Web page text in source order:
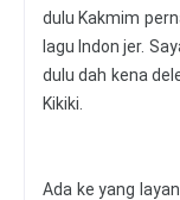
dulu Kakmim
lagu Indon jer.
dulu dah kena
Kikiki.
Ada ke yang